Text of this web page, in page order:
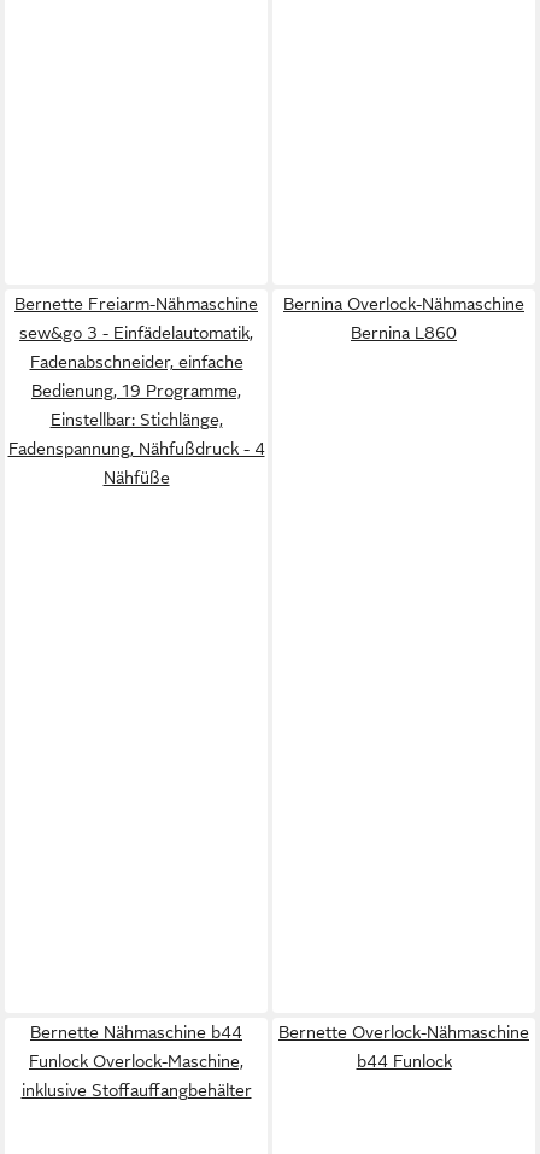
Bernette Freiarm-Nähmaschine
sew&go 3 - Einfädelautomatik,
Fadenabschneider, einfache
Bedienung, 19 Programme,
Einstellbar: Stichlänge,
Fadenspannung, Nähfußdruck - 4
Nähfüße
Bernina Overlock-Nähmaschine
Bernina L860
Bernette Nähmaschine b44
Funlock Overlock-Maschine,
inklusive Stoffauffangbehälter
Bernette Overlock-Nähmaschine
b44 Funlock